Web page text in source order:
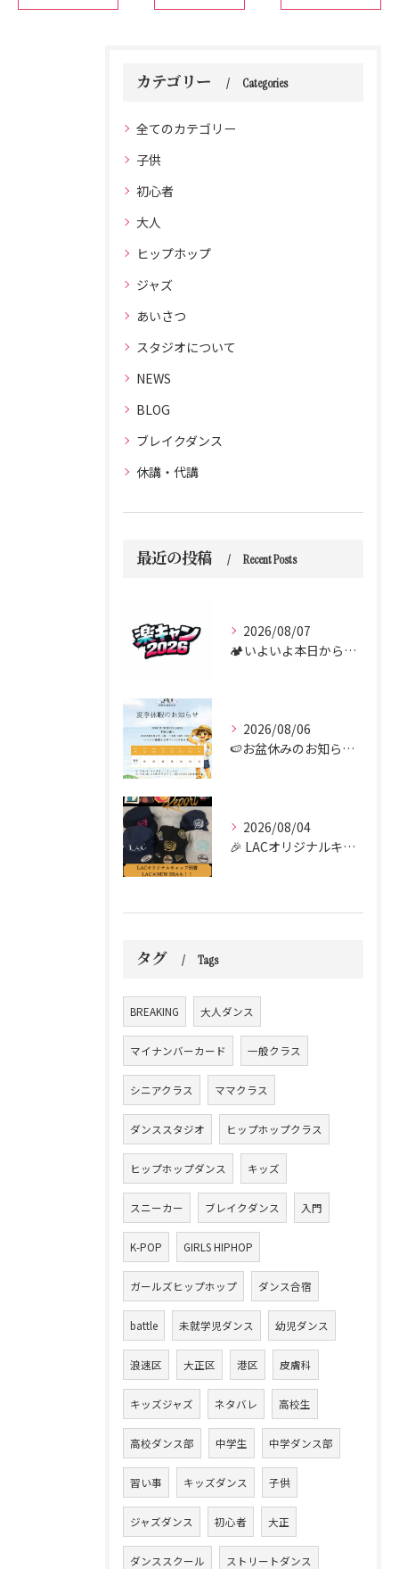
カテゴリー Categories
全てのカテゴリー
子供
初心者
大人
ヒップホップ
ジャズ
あいさつ
スタジオについて
NEWS
BLOG
ブレイクダンス
休講・代講
最近の投稿 Recent Posts
2026/08/07
🏕️いよいよ本日からダンス合宿 “楽キャン” がスタートしま...
2026/08/06
🍉お盆休みのお知らせ🍉
2026/08/04
🎉 LACオリジナルキャップがついに到着しました！！🧢✨
タグ Tags
BREAKING 大人ダンス
マイナンバーカード 一般クラス
シニアクラス ママクラス
ダンススタジオ ヒップホップクラス
ヒップホップダンス キッズ
スニーカー ブレイクダンス 入門
K-POP GIRLS HIPHOP
ガールズヒップホップ ダンス合宿
battle 未就学児ダンス 幼児ダンス
浪速区 大正区 港区 皮膚科
キッズジャズ ネタバレ 高校生
高校ダンス部 中学生 中学ダンス部
習い事 キッズダンス 子供
ジャズダンス 初心者 大正
ダンススクール ストリートダンス